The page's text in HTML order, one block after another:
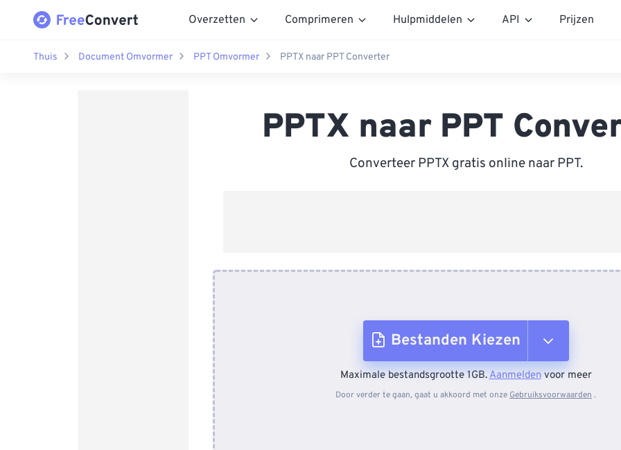
Overzetten Comprimeren Hulpmiddelen API Prijzen
Thuis Document Omvormer PPT Omvormer PPTX naar PPT Converter
PPTX naar PPT
Converteer PPTX gratis online naar PPT.
Bestanden Kiezen
Van apparaat
Maximale bestandsgrootte 1GB.Aanmeldenvoor meer
Door verder te gaan, gaat u akkoord met onze Gebruiksvoorwaarden .